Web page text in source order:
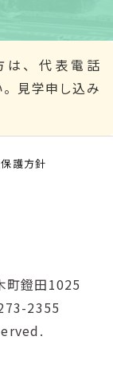
は、代表電話
見学申し込み
護方針
町鐙田1025
2355